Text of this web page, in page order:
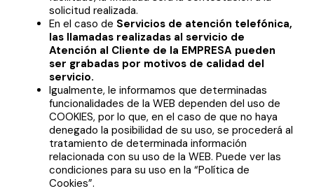
solicitud realizada.
En el caso de Servicios de atención telefónica,
las llamadas realizadas al servicio de
Atención al Cliente de la EMPRESA pueden
ser grabadas por motivos de calidad del
servicio.
Igualmente, le informamos que determinadas
funcionalidades de la WEB dependen del uso de
COOKIES, por lo que, en el caso de que no haya
denegado la posibilidad de su uso, se procederá al
tratamiento de determinada información
relacionada con su uso de la WEB. Puede ver las
condiciones para su uso en la “Política de
Cookies”.